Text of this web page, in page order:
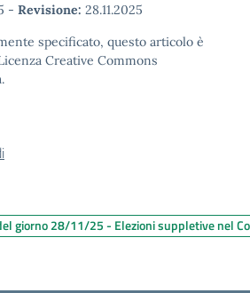
- Revisione: 28.11.2025
specificato, questo articolo è
Creative Commons
giorno 28/11/25 - Elezioni suppletive nel